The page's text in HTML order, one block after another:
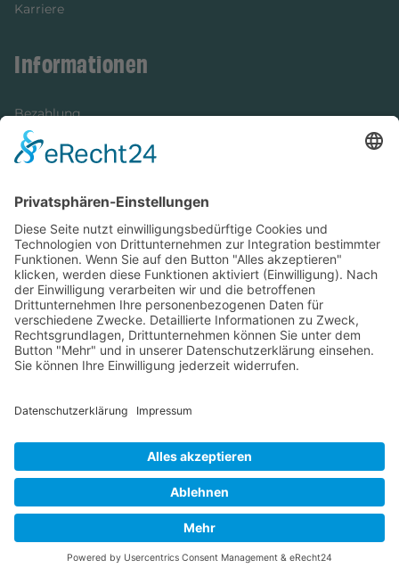
Karriere
Informationen
Bezahlung
Newsletter
Versandinformationen
Verfügbarkeit/Verträglichkeit
Rechtliches
Widerrufsrecht und Widerrufsformular
Impressum
Datenschutzerklärung
Cookie-Einstellungen
AGB
Streitbeilegungsstelle
Vertrag widerrufen